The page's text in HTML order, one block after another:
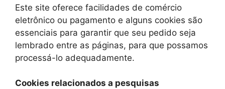
Este site oferece facilidades de comércio
eletrônico ou pagamento e alguns cookies são
essenciais para garantir que seu pedido seja
lembrado entre as páginas, para que possamos
processá-lo adequadamente.
Cookies relacionados a pesquisas